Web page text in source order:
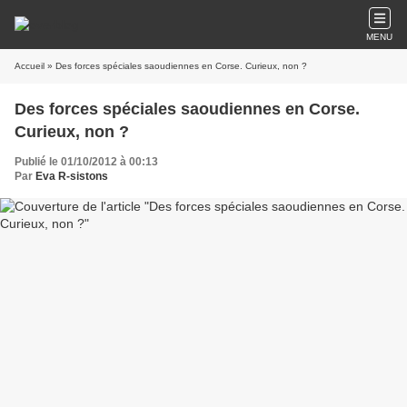
MENU
Accueil » Des forces spéciales saoudiennes en Corse. Curieux, non ?
Des forces spéciales saoudiennes en Corse.
Curieux, non ?
Publié le 01/10/2012 à 00:13
Par Eva R-sistons